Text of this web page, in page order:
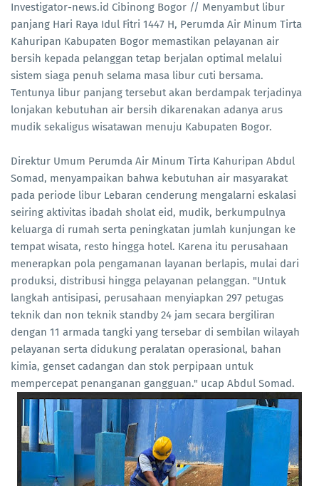
Investigator-news.id Cibinong Bogor // Menyambut libur
panjang Hari Raya Idul Fitri 1447 H, Perumda Air Minum Tirta
Kahuripan Kabupaten Bogor memastikan pelayanan air
bersih kepada pelanggan tetap berjalan optimal melalui
sistem siaga penuh selama masa libur cuti bersama.
Tentunya libur panjang tersebut akan berdampak terjadinya
lonjakan kebutuhan air bersih dikarenakan adanya arus
mudik sekaligus wisatawan menuju Kabupaten Bogor.
Direktur Umum Perumda Air Minum Tirta Kahuripan Abdul
Somad, menyampaikan bahwa kebutuhan air masyarakat
pada periode libur Lebaran cenderung mengalarni eskalasi
seiring aktivitas ibadah sholat eid, mudik, berkumpulnya
keluarga di rumah serta peningkatan jumlah kunjungan ke
tempat wisata, resto hingga hotel. Karena itu perusahaan
menerapkan pola pengamanan layanan berlapis, mulai dari
produksi, distribusi hingga pelayanan pelanggan. "Untuk
langkah antisipasi, perusahaan menyiapkan 297 petugas
teknik dan non teknik standby 24 jam secara bergiliran
dengan 11 armada tangki yang tersebar di sembilan wilayah
pelayanan serta didukung peralatan operasional, bahan
kimia, genset cadangan dan stok perpipaan untuk
mempercepat penanganan gangguan." ucap Abdul Somad.